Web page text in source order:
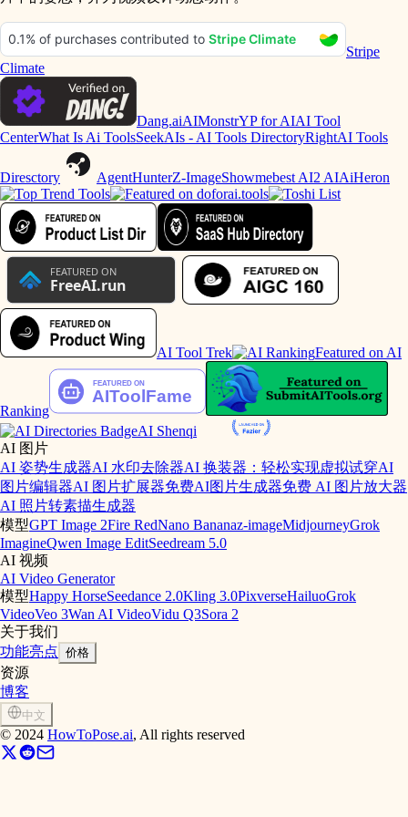
Stripe
Climate
Dang.aiAIMonstrYP for AIAI Tool
CenterWhat Is Ai ToolsSeekAIs - AI Tools DirectoryRightAI Tools
Diresctory AgentHunterZ-ImageShowmebest AI2 AIAiHeron
AI Tool Trek Featured on AI
Ranking
AI Shenqi
AI 图片
AI 姿势生成器AI 水印去除器AI 换装器：轻松实现虚拟试穿AI
图片编辑器AI 图片扩展器免费AI图片生成器免费 AI 图片放大器
AI 照片转素描生成器
模型GPT Image 2Fire RedNano Bananaz-imageMidjourneyGrok
ImagineQwen Image EditSeedream 5.0
AI 视频
AI Video Generator
模型Happy HorseSeedance 2.0Kling 3.0PixverseHailuoGrok
VideoVeo 3Wan AI VideoVidu Q3Sora 2
关于我们
功能亮点 价格
资源
博客
中文
© 2024 HowToPose.ai, All rights reserved